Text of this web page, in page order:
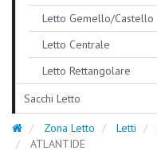
Letto Gemello/Castello
Letto Centrale
Letto Rettangolare
Sacchi Letto
Zona Letto Letti
ATLANTIDE